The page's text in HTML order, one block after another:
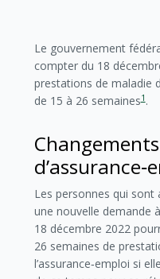
Le gouvernement
compter du 18
prestations de maladie
de 15 à 26 semaines1.
Les personnes qui sont
une nouvelle demande
18 décembre 2022
26 semaines de
l’assurance‑emploi si